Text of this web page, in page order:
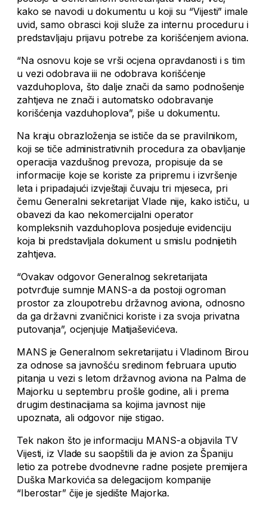
kako se navodi u dokumentu u koji su “Vijesti” imale
uvid, samo obrasci koji služe za internu proceduru i
predstavljaju prijavu potrebe za korišćenjem aviona.
“Na osnovu koje se vrši ocjena opravdanosti i s tim
u vezi odobrava iii ne odobrava korišćenje
vazduhoplova, što dalje znači da samo podnošenje
zahtjeva ne znači i automatsko odobravanje
korišćenja vazduhoplova”, piše u dokumentu.
Na kraju obrazloženja se ističe da se pravilnikom,
koji se tiče administrativnih procedura za obavljanje
operacija vazdušnog prevoza, propisuje da se
informacije koje se koriste za pripremu i izvršenje
leta i pripadajući izvještaji čuvaju tri mjeseca, pri
čemu Generalni sekretarijat Vlade nije, kako ističu, u
obavezi da kao nekomercijalni operator
kompleksnih vazduhoplova posjeduje evidenciju
koja bi predstavljala dokument u smislu podnijetih
zahtjeva.
“Ovakav odgovor Generalnog sekretarijata
potvrđuje sumnje MANS-a da postoji ogroman
prostor za zloupotrebu državnog aviona, odnosno
da ga državni zvaničnici koriste i za svoja privatna
putovanja”, ocjenjuje Matijaševićeva.
MANS je Generalnom sekretarijatu i Vladinom Birou
za odnose sa javnošću sredinom februara uputio
pitanja u vezi s letom državnog aviona na Palma de
Majorku u septembru prošle godine, ali i prema
drugim destinacijama sa kojima javnost nije
upoznata, ali odgovor nije stigao.
Tek nakon što je informaciju MANS-a objavila TV
Vijesti, iz Vlade su saopštili da je avion za Španiju
letio za potrebe dvodnevne radne posjete premijera
Duška Markovića sa delegacijom kompanije
“Iberostar” čije je sjedište Majorka.